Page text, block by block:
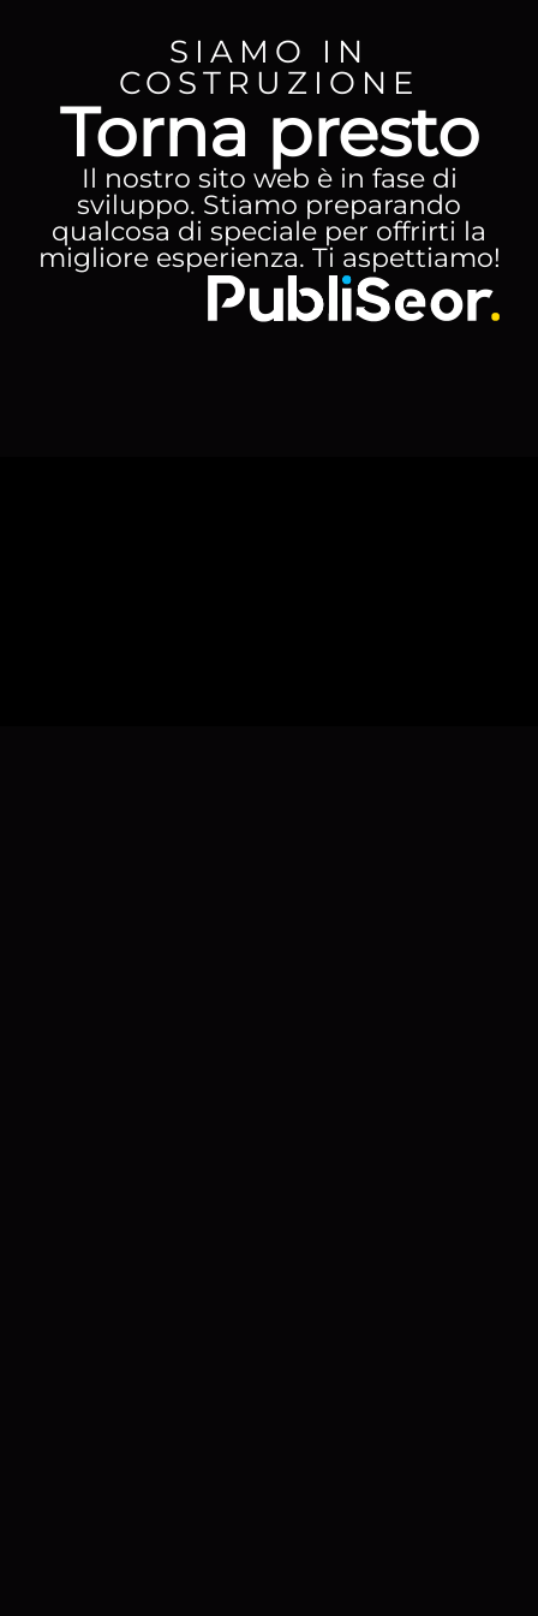
SIAMO IN
COSTRUZIONE
Torna presto
Il nostro sito web è in fase di
sviluppo. Stiamo preparando
qualcosa di speciale per offrirti la
migliore esperienza. Ti aspettiamo!